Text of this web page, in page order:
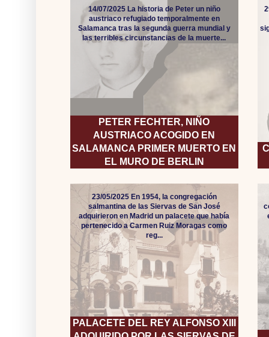
PETER FECHTER, NIÑO
AUSTRIACO ACOGIDO EN
SALAMANCA PRIMER MUERTO EN
EL MURO DE BERLIN
14/07/2025 La historia de Peter un niño
austriaco refugiado temporalmente en
Salamanca tras la segunda guerra mundial y
las terribles circunstancias de la muerte...
PALACETE DEL REY ALFONSO XIII
23/05/2025 En 1954, la congregación
salmantina de las Siervas de San José
adquirieron en Madrid un palacete que había
pertenecido a Carmen Ruiz Moragas como
reg...